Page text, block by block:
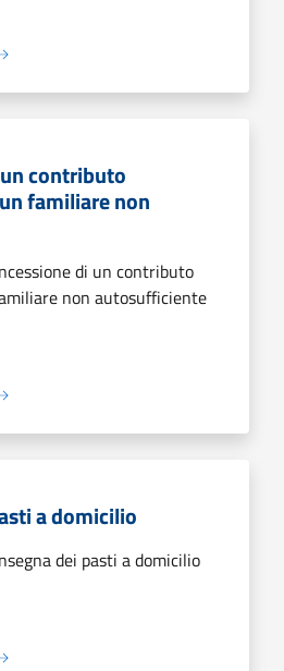
contributo
familiare non
di un contributo
non autosufficiente
a domicilio
dei pasti a domicilio